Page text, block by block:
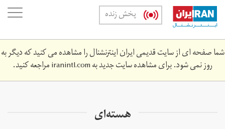
Skip
main
content
پخش زنده
شما صفحه ای از سایت قدیمی ایران اینترنشنال را مشاهده می کنید که دیگر به
روز نمی شود. برای مشاهده سایت جدید بهiranintl.comمراجعه کنید.
هسته‌ای